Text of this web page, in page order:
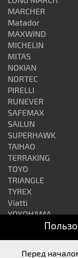
MARCHER
Matador
MAXWIND
MICHELIN
MITAS
NOKIAN
NORTEC
PIRELLI
RUNEVER
SAFEMAX
SAILUN
SUPERHAWK
TAIHAO
TERRAKING
TOYO
TRIANGLE
TYREX
Viatti
YOKOHAMA
АЛТАЙШИНА
Перед